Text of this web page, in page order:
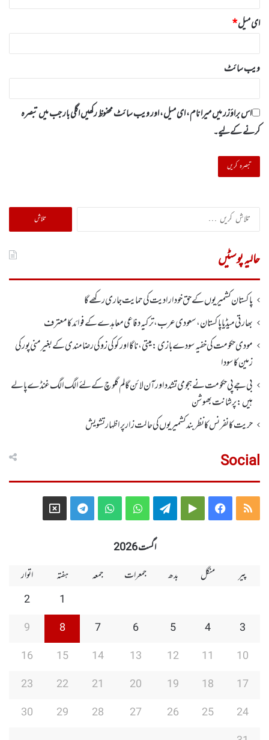
ای میل*
ویب‌ سائٹ
اس براؤزر میں میرا نام، ای میل، اور ویب سائٹ محفوظ رکھیں اگلی بار جب میں تبصرہ
کرنے کےلیے۔
تلاش
کریں
حالیہ پوسٹیں
پاکستان کشمیریوں کے حق خودارادیت کی حمایت جاری رکھے گا
بھارتی میڈیا پاکستان، سعودی عرب، ترکیہ دفاعی معاہدے کے فوائد کا معترف
مودی حکومت کی خفیہ سودے بازی: میتی، ناگا اور کوکی زو کی رضامندی کے بغیر منی پور کی
زمین کا سودا
بی جے پی حکومت نے ہجومی تشدد اورآن لائن گالم گلوچ کے لئے الگ الگ غنڈے پالے
ہیں: پرشانت بھوشن
حریت کانفرنس کا نظر بند کشمیریوں کی حالت زار پر اظہار تشویش
Social
RSS
Facebook
Google
Telegram
WhatsApp
WhatsApp
Telegram
X
اگست 2026
پیر
منگل بدھ جمعرات جمعہ ہفتہ
اتوار
1
2
3
4
5
6
7
8
9
10
11
12
13
14
15
16
17
18
19
20
21
22
23
24
25
26
27
28
29
30